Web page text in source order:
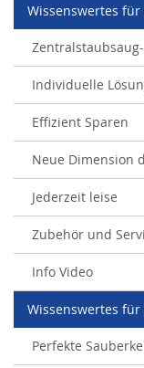
Wissenswertes für
Individuelle
Effizient Sparen
Neue Dimension
Jederzeit leise
Zubehör und
Info Video
Wissenswertes
Perfekte